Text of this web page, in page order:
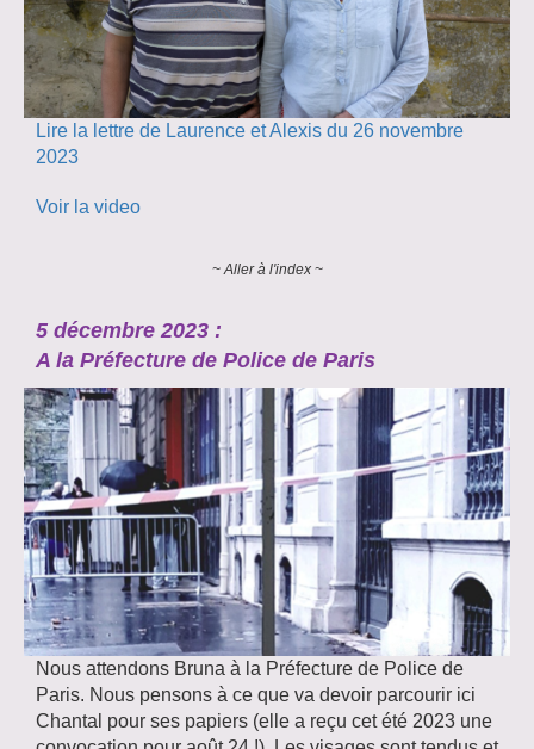
Lire la lettre de Laurence et Alexis du 26 novembre
2023
Voir la video
~ Aller à l'index ~
5 décembre 2023 :
A la Préfecture de Police de Paris
Nous attendons Bruna à la Préfecture de Police de
Paris. Nous pensons à ce que va devoir parcourir ici
Chantal pour ses papiers (elle a reçu cet été 2023 une